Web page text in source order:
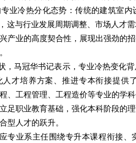
业冷热分化态势：传统的建筑室
这与行业发展周期调整、市场人才
产业的高度契合性，展现出强劲的
，马冠华书记表示，专业冷热变化
人才培养方案、推进专本衔接提供
、工程管理、工程造价等专业的学
足职业教育基础，强化本科阶段的
型人才的跃升。
专业系主任围绕专升本课程衔接